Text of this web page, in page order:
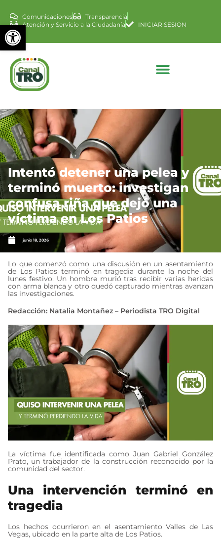
Abrir barra de
Comunicaciones
Transparencia
Atención y Servicio a la Ciudadanía
INICIAR SESION
Intentó detener una pelea y
terminó muerto: investigan
confusa riña que dejó una
víctima en Los Patios
junio 18, 2026
Lo que comenzó como una discusión en un asentamiento
de Los Patios terminó en tragedia durante la noche del
lunes festivo. Un hombre murió tras recibir varias heridas
con arma blanca y otro quedó capturado mientras avanzan
las investigaciones.
Redacción: Natalia Montañez – Periodista TRO Digital
La víctima fue identificada como Juan Gabriel González
Prato, un trabajador de la construcción reconocido por la
comunidad del sector.
Una intervención terminó en
tragedia
Los hechos ocurrieron en el asentamiento Valles de Las
Vegas, ubicado en la parte alta de Los Patios.